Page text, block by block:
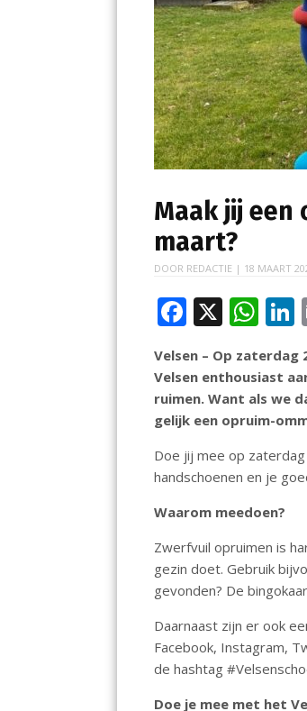
Maak jij een
maart?
DOOR REDACTIE | 18 MAART
F
ac
e
b
o
o
k
X W
h
at
s
A
p
p
Velsen – Op zaterdag
Velsen enthousiast
ruimen. Want als we
gelijk een opruim-
Doe jij mee op
handschoenen en je
Waarom meedoen?
Zwerfvuil opruimen is
gezin doet. Gebruik
gevonden? De
Daarnaast zijn er ook
Facebook, Instagram,
de hashtag
Doe je mee met het